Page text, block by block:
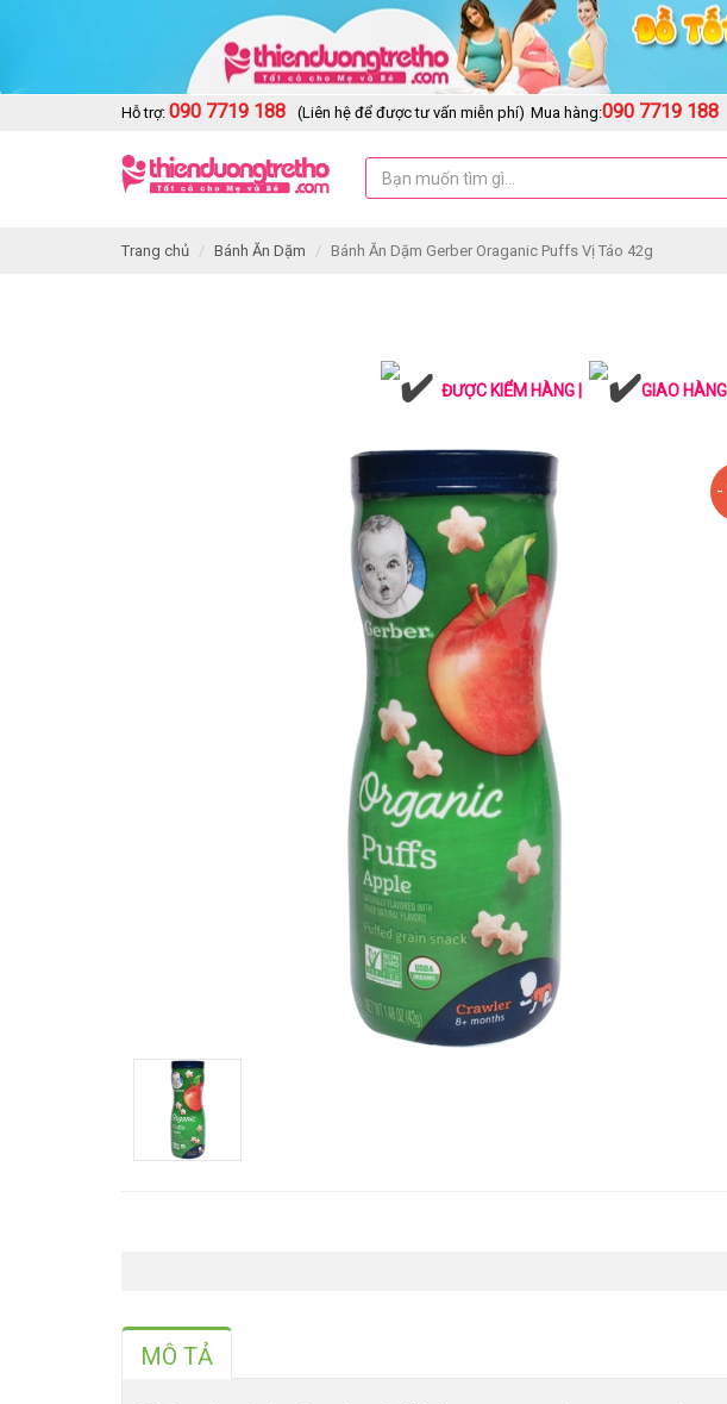
Hỗ trợ: 090 7719 188 (Liên hệ để được tư vấn miễn phí) Mua hàng:090 7719 188
Trang chủ Bánh Ăn Dặm Bánh Ăn Dặm Gerber Oraganic Puffs Vị Táo 42g
ĐƯỢC KIỂM HÀNG | GIAO
-
MÔ TẢ